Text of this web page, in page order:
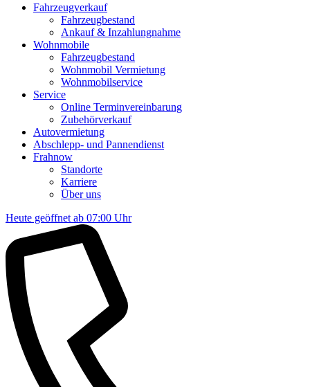
Fahrzeugverkauf
Fahrzeugbestand
Ankauf & Inzahlungnahme
Wohnmobile
Fahrzeugbestand
Wohnmobil Vermietung
Wohnmobilservice
Service
Online Terminvereinbarung
Zubehörverkauf
Autovermietung
Abschlepp- und Pannendienst
Frahnow
Standorte
Karriere
Über uns
Heute geöffnet ab 07:00 Uhr